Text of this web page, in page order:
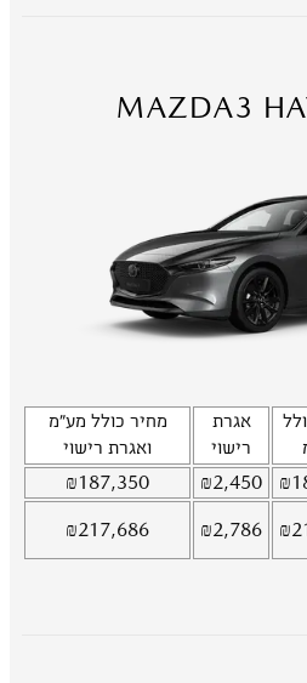
MAZDA3
אגרת
רישוי
מחיר כולל מע"מ
ואגרת רישוי
₪2,450
₪187,350
₪2,786
₪ 217,686